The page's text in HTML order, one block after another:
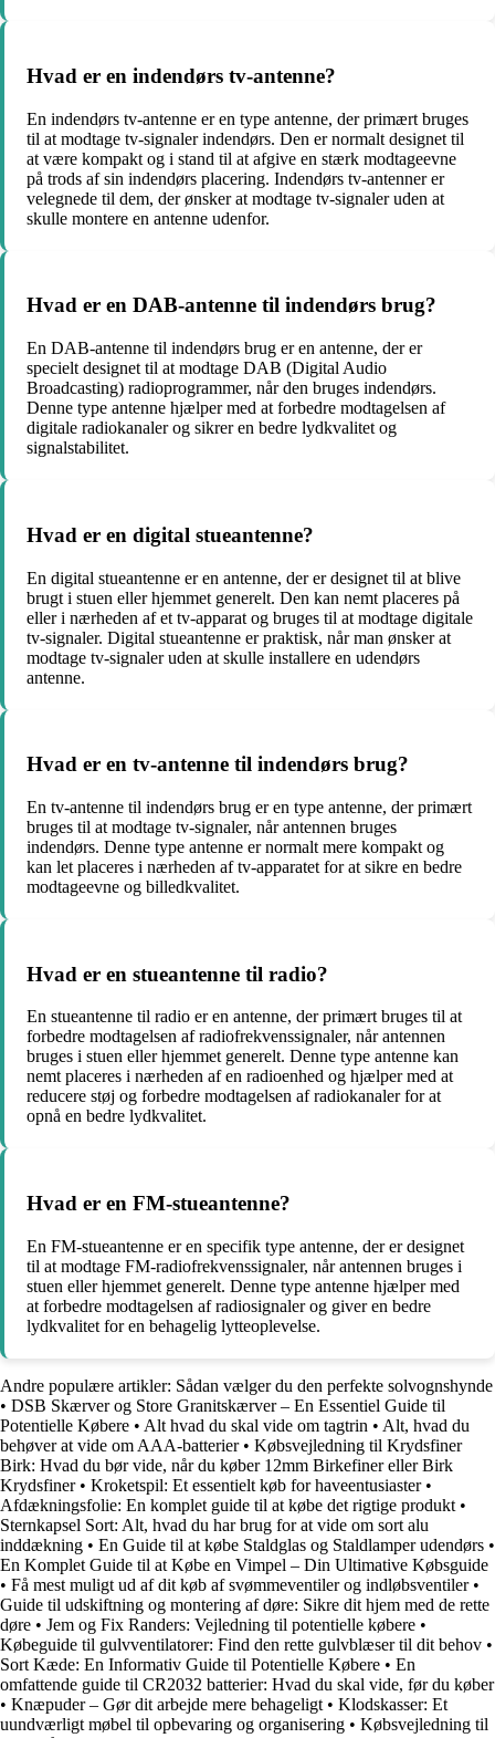
Hvad er en indendørs tv-antenne?
En indendørs tv-antenne er en type antenne, der primært bruges
til at modtage tv-signaler indendørs. Den er normalt designet til
at være kompakt og i stand til at afgive en stærk modtageevne
på trods af sin indendørs placering. Indendørs tv-antenner er
velegnede til dem, der ønsker at modtage tv-signaler uden at
skulle montere en antenne udenfor.
Hvad er en DAB-antenne til indendørs brug?
En DAB-antenne til indendørs brug er en antenne, der er
specielt designet til at modtage DAB (Digital Audio
Broadcasting) radioprogrammer, når den bruges indendørs.
Denne type antenne hjælper med at forbedre modtagelsen af
digitale radiokanaler og sikrer en bedre lydkvalitet og
signalstabilitet.
Hvad er en digital stueantenne?
En digital stueantenne er en antenne, der er designet til at blive
brugt i stuen eller hjemmet generelt. Den kan nemt placeres på
eller i nærheden af et tv-apparat og bruges til at modtage digitale
tv-signaler. Digital stueantenne er praktisk, når man ønsker at
modtage tv-signaler uden at skulle installere en udendørs
antenne.
Hvad er en tv-antenne til indendørs brug?
En tv-antenne til indendørs brug er en type antenne, der primært
bruges til at modtage tv-signaler, når antennen bruges
indendørs. Denne type antenne er normalt mere kompakt og
kan let placeres i nærheden af tv-apparatet for at sikre en bedre
modtageevne og billedkvalitet.
Hvad er en stueantenne til radio?
En stueantenne til radio er en antenne, der primært bruges til at
forbedre modtagelsen af radiofrekvenssignaler, når antennen
bruges i stuen eller hjemmet generelt. Denne type antenne kan
nemt placeres i nærheden af en radioenhed og hjælper med at
reducere støj og forbedre modtagelsen af radiokanaler for at
opnå en bedre lydkvalitet.
Hvad er en FM-stueantenne?
En FM-stueantenne er en specifik type antenne, der er designet
til at modtage FM-radiofrekvenssignaler, når antennen bruges i
stuen eller hjemmet generelt. Denne type antenne hjælper med
at forbedre modtagelsen af radiosignaler og giver en bedre
lydkvalitet for en behagelig lytteoplevelse.
Andre populære artikler: Sådan vælger du den perfekte solvognshynde
• DSB Skærver og Store Granitskærver – En Essentiel Guide til
Potentielle Købere • Alt hvad du skal vide om tagtrin • Alt, hvad du
behøver at vide om AAA-batterier• Købsvejledning til Krydsfiner
Birk: Hvad du bør vide, når du køber 12mm Birkefiner eller Birk
Krydsfiner• Kroketspil: Et essentielt køb for haveentusiaster•
Afdækningsfolie: En komplet guide til at købe det rigtige produkt •
Sternkapsel Sort: Alt, hvad du har brug for at vide om sort alu
inddækning • En Guide til at købe Staldglas og Staldlamper udendørs •
En Komplet Guide til at Købe en Vimpel – Din Ultimative Købsguide
• Få mest muligt ud af dit køb af svømmeventiler og indløbsventiler•
Guide til udskiftning og montering af døre: Sikre dit hjem med de rette
døre • Jem og Fix Randers: Vejledning til potentielle købere •
Købeguide til gulvventilatorer: Find den rette gulvblæser til dit behov •
Sort Kæde: En Informativ Guide til Potentielle Købere • En
omfattende guide til CR2032 batterier: Hvad du skal vide, før du køber
• Knæpuder – Gør dit arbejde mere behageligt • Klodskasser: Et
uundværligt møbel til opbevaring og organisering • Købsvejledning til